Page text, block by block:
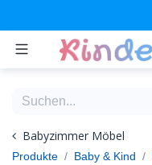
Babyzimmer Möbel
Produkte
Baby & Kind